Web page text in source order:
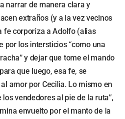
narrar de manera clara y
extraños (y a la vez vecinos
fe corporiza a Adolfo (alias
por los intersticios “como una
y dejar que tome el mando
que luego, esa fe, se
amor por Cecilia. Lo mismo en
vendedores al pie de la ruta”,
envuelto por el manto de la